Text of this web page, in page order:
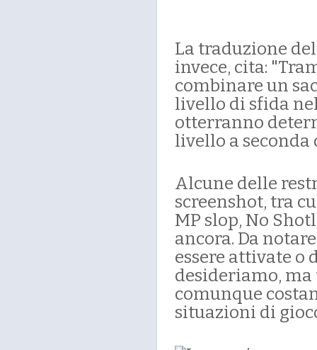
La traduzione
invece, cita:
combinare un
livello di sfida
otterranno
livello a
Alcune delle
screenshot, tra
MP slop, No
ancora. Da
essere attivate
desideriamo,
comunque
situazioni di